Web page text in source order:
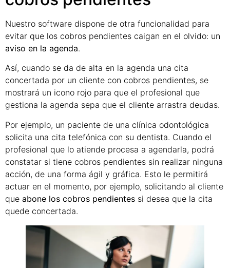
Nuestro software dispone de otra funcionalidad para
evitar que los cobros pendientes caigan en el olvido: un
aviso en la agenda.
Así, cuando se da de alta en la agenda una cita
concertada por un cliente con cobros pendientes, se
mostrará un icono rojo para que el profesional que
gestiona la agenda sepa que el cliente arrastra deudas.
Por ejemplo, un paciente de una clínica odontológica
solicita una cita telefónica con su dentista. Cuando el
profesional que lo atiende procesa a agendarla, podrá
constatar si tiene cobros pendientes sin realizar ninguna
acción, de una forma ágil y gráfica. Esto le permitirá
actuar en el momento, por ejemplo, solicitando al cliente
que abone los cobros pendientes si desea que la cita
quede concertada.